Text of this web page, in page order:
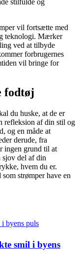
vil fortsætte med
teknologi. Mærker
ved at tilbyde
forbrugernes
vil bringe for
fodtøj
du huske, at de er
refleksion af din stil og
og en måde at
derude, fra
ingen grund til at
sjov del af din
hvem du er.
strømper have en
smil i byens